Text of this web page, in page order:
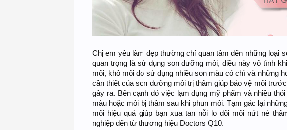
Chị em yêu làm đẹp thường chỉ quan tâm đến những loại
quan trọng là sử dụng son dưỡng môi, điều này vô tình
môi, khô môi do sử dụng nhiều son màu có chì và những
cần thiết của son dưỡng môi trị thâm giúp bảo vệ môi
gây ra. Bên cạnh đó việc lạm dụng mỹ phẩm và nhiều
màu hoặc môi bị thâm sau khi phun môi. Tạm gác lại
môi hiệu quả giúp bạn xua tan nỗi lo đôi môi nứt nẻ
nghiệp đến từ thương hiệu Doctors Q10.